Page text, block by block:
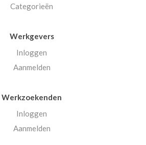
Categorieën
Werkgevers
Inloggen
Aanmelden
Werkzoekenden
Inloggen
Aanmelden